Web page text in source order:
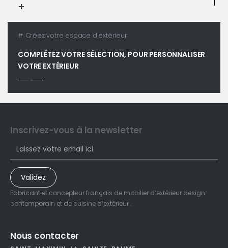
# Créez votre espace d'extérieur
COMPLÉTEZ VOTRE SÉLECTION, POUR PERSONNALISER
VOTRE EXTÉRIEUR
+
Inscrivez-vous à la newsletter
Validez
Fabricant et concepteur français de mobilier d’extérieur design
contemporain et de cuisine d’extérieur .
Nous contacter